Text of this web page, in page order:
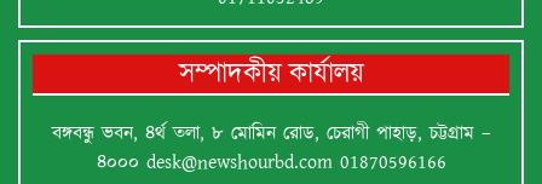
সম্পাদকীয় কার্যালয়
বঙ্গবন্ধু ভবন, ৪র্থ তলা, ৮ মোমিন রোড, চেরাগী পাহাড়, চট্টগ্রাম –
৪০০০ desk@newshourbd.com01870596166